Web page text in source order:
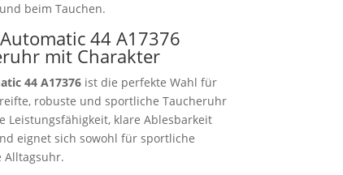
beim Tauchen.
44 A17376
mit Charakter
44 A17376ist die perfekte Wahl für
robuste und sportliche Taucheruhr
Leistungsfähigkeit, klare Ablesbarkeit
eignet sich sowohl für sportliche
Alltagsuhr.